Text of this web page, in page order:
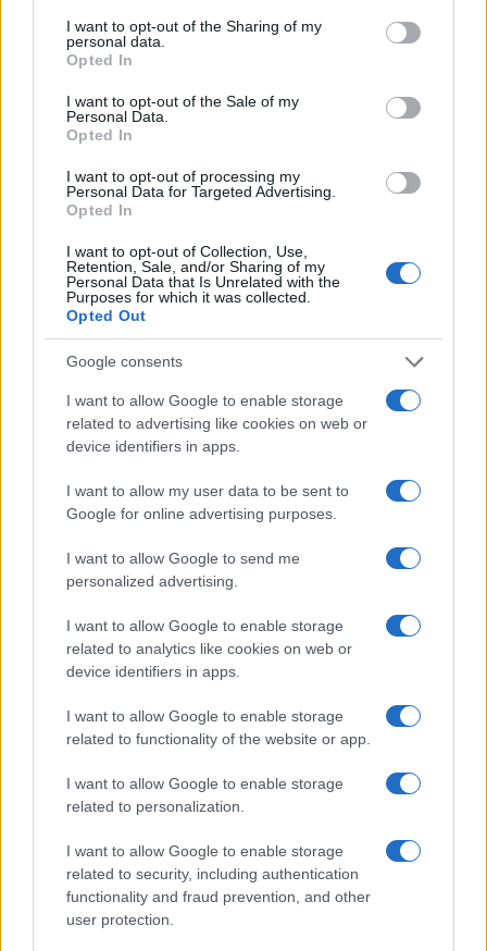
not limited to your visit or usage behaviour. You may click to
grant or deny consent to Google and its third-party tags to
use your data for below specified purposes in below Google
consent section.
I want to opt-out of the Sharing of my
personal data.
Opted In
I want to opt-out of the Sale of my
Personal Data.
Opted In
I want to opt-out of processing my
Personal Data for Targeted Advertising.
Opted In
I want to opt-out of Collection, Use,
Retention, Sale, and/or Sharing of my
Personal Data that Is Unrelated with the
Purposes for which it was collected.
Opted Out
Google consents
I want to allow Google to enable storage
related to advertising like cookies on web or
device identifiers in apps.
I want to allow my user data to be sent to
Google for online advertising purposes.
I want to allow Google to send me
personalized advertising.
I want to allow Google to enable storage
related to analytics like cookies on web or
device identifiers in apps.
I want to allow Google to enable storage
related to functionality of the website or app.
I want to allow Google to enable storage
related to personalization.
I want to allow Google to enable storage
related to security, including authentication
functionality and fraud prevention, and other
user protection.
infrastrutture e asimmetrie per intervenire in modo
efficace e inclusivo.
Edoardo Vitali
Edoardo Vitali ha coordinato la copertura
Palermo, sostenendo la linea editoriale sulla
trasparenza fiscale. Capo redattore
economia, porta in redazione un tratto
pragmatico e un dettaglio personale:
conserva ancora taccuini degli incontri in Sala
delle Lapidi.
Continua a leggere